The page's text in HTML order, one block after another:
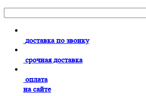
доставка по звонку
срочная доставка
оплата
на сайте